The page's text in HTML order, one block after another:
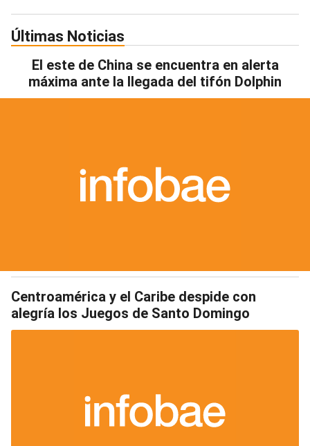
Últimas Noticias
El este de China se encuentra en alerta
máxima ante la llegada del tifón Dolphin
Centroamérica y el Caribe despide con
alegría los Juegos de Santo Domingo